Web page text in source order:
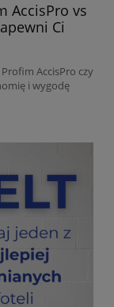
AccisPro vs
Ci
AccisPro czy
i wygodę